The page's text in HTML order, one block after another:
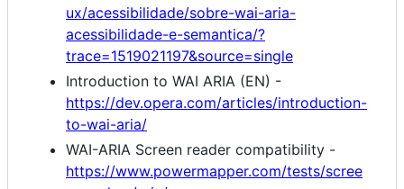
ux/acessibilidade/sobre-wai-aria-
acessibilidade-e-semantica/?
trace=1519021197&source=single
Introduction to WAI ARIA (EN) -
https://dev.opera.com/articles/introduction-
to-wai-aria/
WAI-ARIA Screen reader compatibility -
https://www.powermapper.com/tests/scree